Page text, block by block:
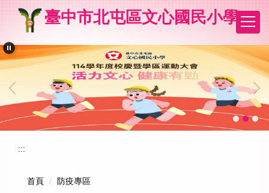
要
內
容
區
臺中市北屯區文心國民小學
:::
首頁 防疫專區